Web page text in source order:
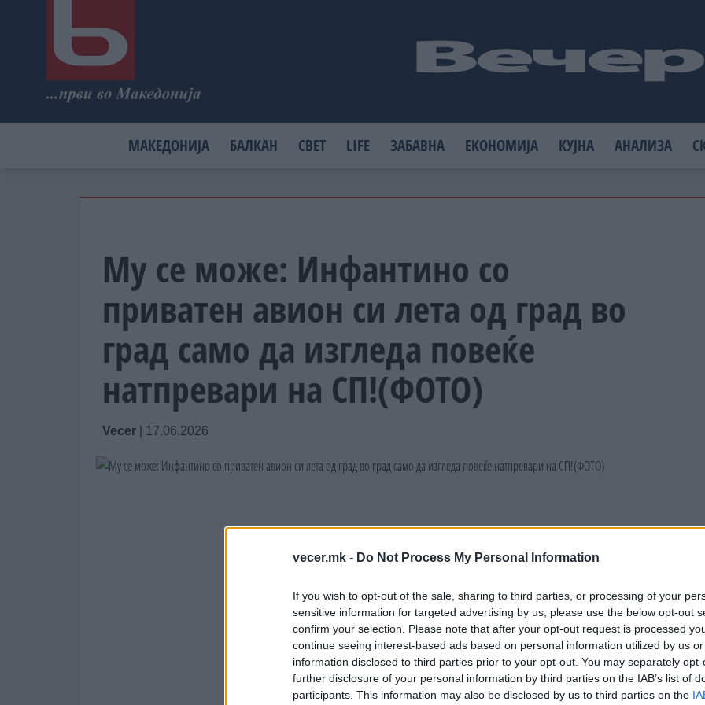
vecer.mk - Do Not Process My Personal Information
If you wish to opt-out of the sale, sharing to third parties, or processing of your
sensitive information for targeted advertising by us, please use the below opt-out
confirm your selection. Please note that after your opt-out request is processed
continue seeing interest-based ads based on personal information utilized by us
information disclosed to third parties prior to your opt-out. You may separately
further disclosure of your personal information by third parties on the IAB’s list of
participants. This information may also be disclosed by us to third parties on the
МАКЕДОНИЈА БАЛКАН СВЕТ LIFE ЗАБАВНА ЕКОНОМИЈА КУЈНА АНАЛИЗА
Му се може: Инфантино со
приватен авион си лета од град во
град само да изгледа повеќе
натпревари на СП!(ФОТО)
Vecer 17.06.2026